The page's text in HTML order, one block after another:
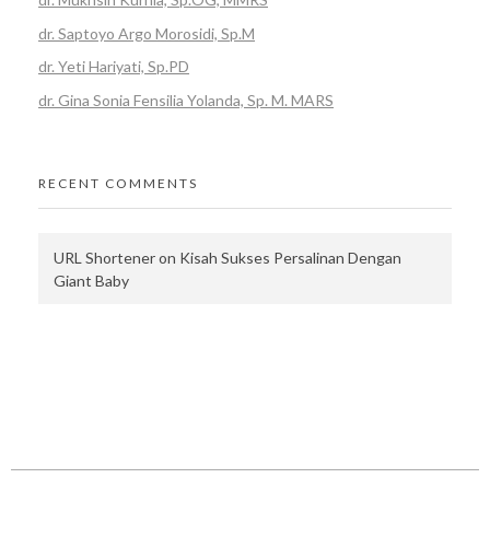
F
R
,
A
S
dr. Saptoyo Argo Morosidi, Sp.M
dr. Yeti Hariyati, Sp.PD
dr. Gina Sonia Fensilia Yolanda, Sp. M. MARS
RECENT COMMENTS
URL Shorteneron Kisah Sukses Persalinan Dengan
Giant Baby